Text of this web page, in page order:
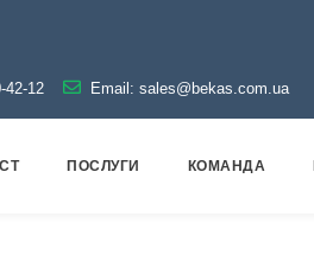
42-12 Email: sales@bekas.com.ua
ПОСЛУГИ КОМАНДА